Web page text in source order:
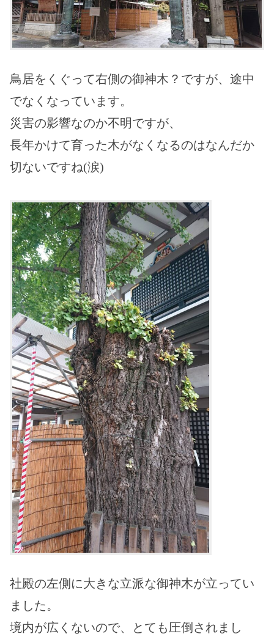
鳥居をくぐって右側の御神木？ですが、途中
でなくなっています。
災害の影響なのか不明ですが、
長年かけて育った木がなくなるのはなんだか
切ないですね(涙)
社殿の左側に大きな立派な御神木が立ってい
ました。
境内が広くないので、とても圧倒されまし